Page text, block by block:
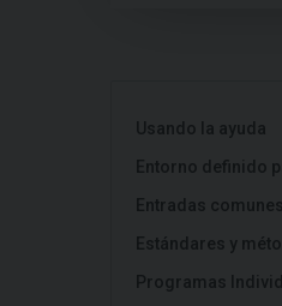
Usando la ayuda
Entorno definido
Entradas comunes
Estándares y
Programas